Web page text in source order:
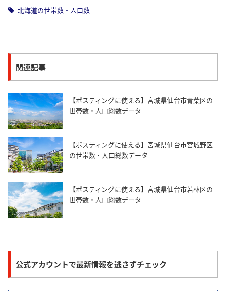
北海道の世帯数・人口数
関連記事
【ポスティングに使える】宮城県仙台市青葉区の
世帯数・人口総数データ
【ポスティングに使える】宮城県仙台市宮城野区
の世帯数・人口総数データ
【ポスティングに使える】宮城県仙台市若林区の
世帯数・人口総数データ
公式アカウントで最新情報を逃さずチェック